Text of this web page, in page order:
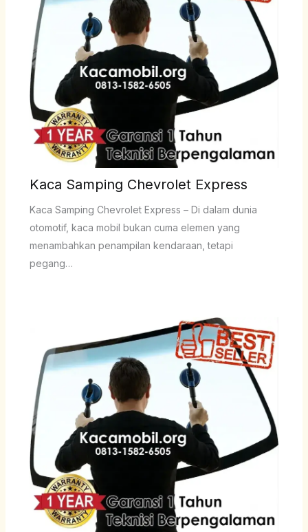
Kaca Samping Chevrolet Express
Kaca Samping Chevrolet Express – Di dalam dunia
otomotif, kaca mobil bukan cuma elemen yang
menambahkan penampilan kendaraan, tetapi
pegang…